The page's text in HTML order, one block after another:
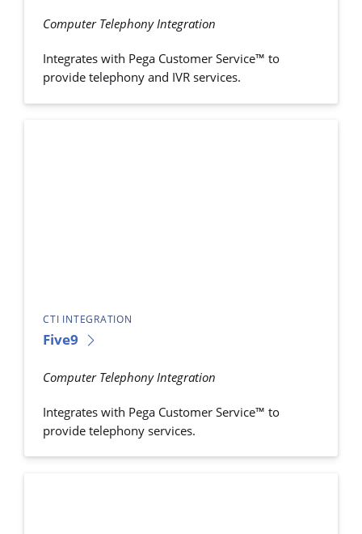
Computer Telephony Integration
Integrates with Pega Customer Service™ to
provide telephony and IVR services.
Five9
CTI INTEGRATION
Computer Telephony Integration
Integrates with Pega Customer Service™ to
provide telephony services.